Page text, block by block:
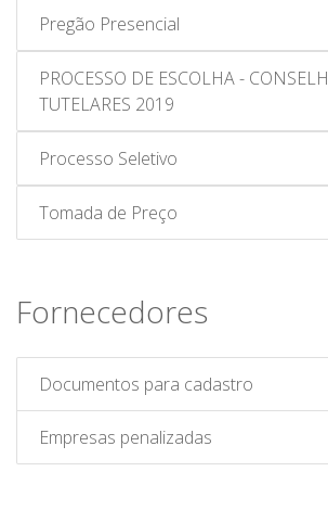
Pregão Presencial
PROCESSO DE ESCOLHA -
TUTELARES 2019
Processo Seletivo
Tomada de Preço
Fornecedores
Documentos para cadastro
Empresas penalizadas